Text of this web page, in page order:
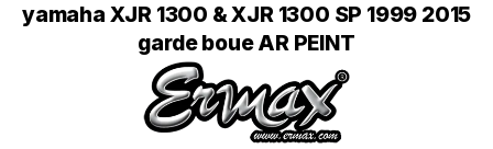
yamaha XJR 1300 & XJR 1300 SP 1999 2015
garde boue AR PEINT